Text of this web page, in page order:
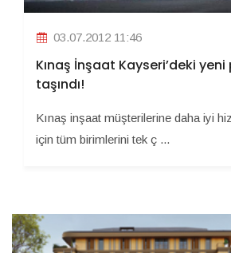
03.07.2012 11:46
Kınaş İnşaat Kayseri’deki yeni
taşındı!
Kınaş inşaat müşterilerine daha iyi
için tüm birimlerini tek ç ...